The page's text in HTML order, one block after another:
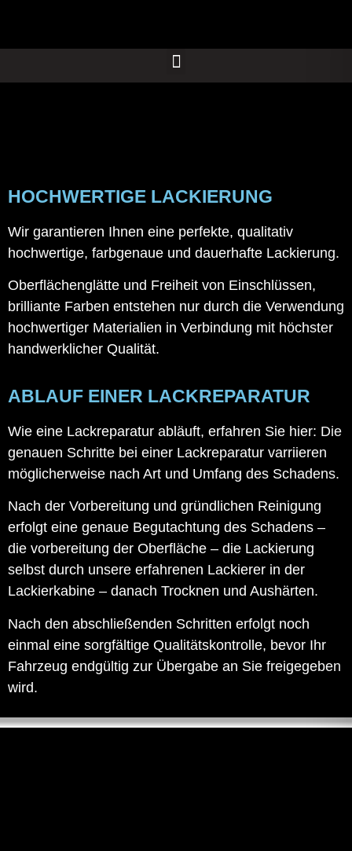
HOCHWERTIGE LACKIERUNG
Wir garantieren Ihnen eine perfekte, qualitativ
hochwertige, farbgenaue und dauerhafte Lackierung.
Oberflächenglätte und Freiheit von Einschlüssen,
brilliante Farben entstehen nur durch die Verwendung
hochwertiger Materialien in Verbindung mit höchster
handwerklicher Qualität.
ABLAUF EINER LACKREPARATUR
Wie eine Lackreparatur abläuft, erfahren Sie hier: Die
genauen Schritte bei einer Lackreparatur varriieren
möglicherweise nach Art und Umfang des Schadens.
Nach der Vorbereitung und gründlichen Reinigung
erfolgt eine genaue Begutachtung des Schadens –
die vorbereitung der Oberfläche – die Lackierung
selbst durch unsere erfahrenen Lackierer in der
Lackierkabine – danach Trocknen und Aushärten.
Nach den abschließenden Schritten erfolgt noch
einmal eine sorgfältige Qualitätskontrolle, bevor Ihr
Fahrzeug endgültig zur Übergabe an Sie freigegeben
wird.